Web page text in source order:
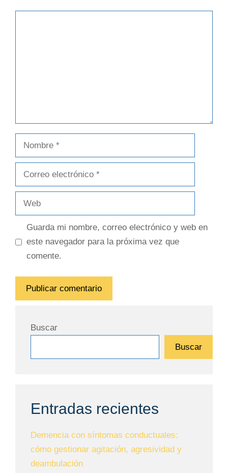
Nombre
Correo
Web
Guarda mi nombre, correo electrónico y web en
este navegador para la próxima vez que
comente.
Buscar
Buscar
Entradas recientes
Demencia con síntomas conductuales:
cómo gestionar agitación, agresividad y
deambulación